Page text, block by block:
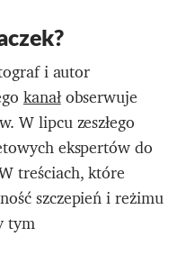
i autor
kanałobserwuje
W lipcu zeszłego
ekspertów do
treściach, które
szczepień i reżimu
tym